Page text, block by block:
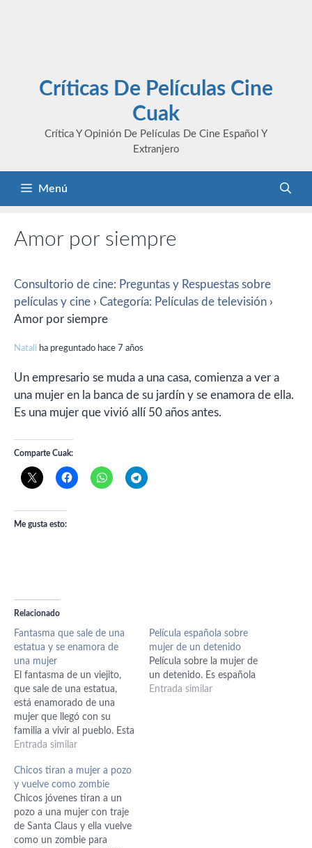
Críticas De Películas Cine
Cuak
Crítica Y Opinión De Películas De Cine Español Y
Extranjero
Menú
Amor por siempre
Consultorio de cine: Preguntas y Respuestas sobre
películas y cine › Categoría: Películas de televisión ›
Amor por siempre
Natali ha preguntado hace 7 años
Un empresario se muda a una casa, comienza a ver a
una mujer en la banca de su jardín y se enamora de ella.
Es una mujer que vivió allí 50 años antes.
Comparte Cuak:
Me gusta esto:
Relacionado
Fantasma que sale de una
estatua y se enamora de
una mujer
El fantasma de un viejito,
que sale de una estatua,
está enamorado de una
mujer que llegó con su
familia a vivir al pueblo. Esta
mujer le recuerda a alguien
Entrada similar
Película española sobre
mujer de un detenido
Película sobre la mujer de
un detenido. Es española
Entrada similar
Chicos tiran a mujer a pozo
y vuelve como zombie
Chicos jóvenes tiran a un
pozo a una mujer con traje
de Santa Claus y ella vuelve
como un zombie para